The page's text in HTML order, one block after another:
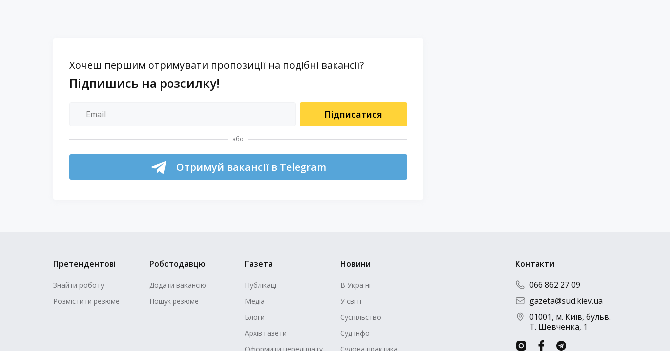
Хочеш першим отримувати пропозиції на подібні вакансії?
Підпишись на розсилку!
Підписатися
або
Отримуй вакансії в Telegram
Претендентові
Знайти роботу
Розмістити резюме
Роботодавцю
Додати вакансію
Пошук резюме
Газета
Публікації
Медіа
Блоги
Архів газети
Оформити передплату
Новини
В Україні
У світі
Суспільство
Суд інфо
Судова практика
Контакти
066 862 27 09
gazeta@sud.kiev.ua
01001, м. Київ, бульв.
Т. Шевченка, 1